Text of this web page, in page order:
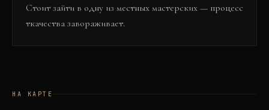
Стоит зайти в одну из местных мастерских — процесс
ткачества завораживает.
НА КАРТЕ